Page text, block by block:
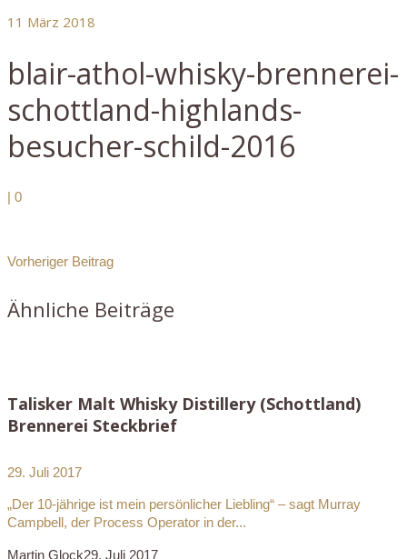
11 März 2018
blair-athol-whisky-brennerei-
schottland-highlands-
besucher-schild-2016
| 0
Vorheriger Beitrag
Ähnliche Beiträge
Talisker Malt Whisky Distillery (Schottland)
Brennerei Steckbrief
29. Juli 2017
„Der 10-jährige ist mein persönlicher Liebling“ – sagt Murray
Campbell, der Process Operator in der...
Martin Glock29. Juli 2017